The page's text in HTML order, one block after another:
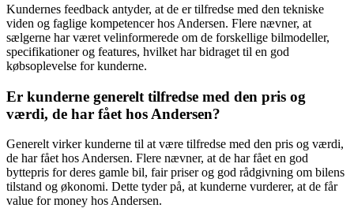
Kundernes feedback antyder, at de er tilfredse med den tekniske
viden og faglige kompetencer hos Andersen. Flere nævner, at
sælgerne har været velinformerede om de forskellige bilmodeller,
specifikationer og features, hvilket har bidraget til en god
købsoplevelse for kunderne.
Er kunderne generelt tilfredse med den pris og
værdi, de har fået hos Andersen?
Generelt virker kunderne til at være tilfredse med den pris og værdi,
de har fået hos Andersen. Flere nævner, at de har fået en god
byttepris for deres gamle bil, fair priser og god rådgivning om bilens
tilstand og økonomi. Dette tyder på, at kunderne vurderer, at de får
value for money hos Andersen.